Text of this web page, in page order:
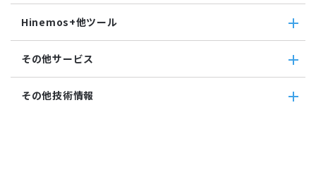
Hinemosエージェント監視
Windowsイベント監視
サービス・ポート監視
リソース監視
プロセス監視
メンテナンス
通知
アカウント
カレンダ
Hinemosエージェント
Hinemosクライアント
Hinemosマネージャ
Hinemos+他ツール
google apps
teams
slack
その他サービス
CloudGate UNO
その他技術情報